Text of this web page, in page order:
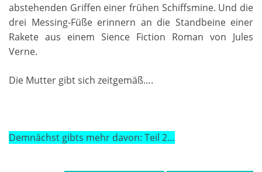
abstehenden Griffen einer frühen Schiffsmine. Und die
drei Messing-Füße erinnern an die Standbeine einer
Rakete aus einem Sience Fiction Roman von Jules
Verne.
Die Mutter gibt sich zeitgemäß….
Demnächst gibts mehr davon: Teil 2…